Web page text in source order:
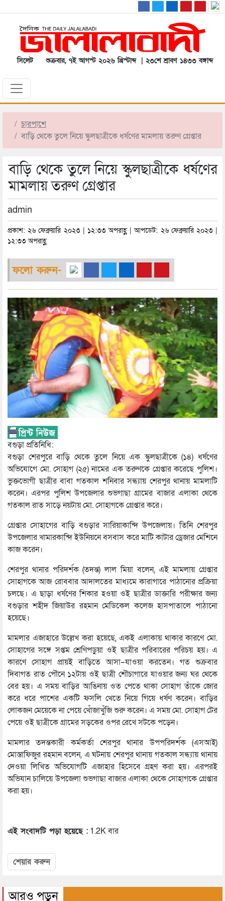
সিলেট শুক্রবার, ৭ই আগস্ট ২০২৬ খ্রিস্টাব্দ | ২৩শে শ্রাবণ ১৪৩৩ বঙ্গাব্দ
চারপাশে
বাড়ি থেকে তুলে নিয়ে স্কুলছাত্রীকে ধর্ষণের মামলায় তরুণ গ্রেপ্তার
বাড়ি থেকে তুলে নিয়ে স্কুলছাত্রীকে ধর্ষণের
মামলায় তরুণ গ্রেপ্তার
admin
প্রকাশ: ২৬ ফেব্রুয়ারি ২০২৩ | ১২:৩৩ অপরাহ্ণ | আপডেট: ২৬ ফেব্রুয়ারি ২০২৩ |
১২:৩৩ অপরাহ্ণ
ফলো করুন-
বগুড়া প্রতিনিধি:
বগুড়া শেরপুরে বাড়ি থেকে তুলে নিয়ে এক স্কুলছাত্রীকে (১৪) ধর্ষণের
অভিযোগে মো. সোহাগ (২৫) নামের এক তরুণকে গ্রেপ্তার করেছে পুলিশ।
ভুক্তভোগী ছাত্রীর বাবা গতকাল শনিবার সন্ধ্যায় শেরপুর থানায় মামলাটি
করেন। এরপর পুলিশ উপজেলার শুভগাছা গ্রামের বাজার এলাকা থেকে
গতকাল রাত সাড়ে নয়টায় মো. সোহাগকে গ্রেপ্তার করে।
গ্রেপ্তার সোহাগের বাড়ি বগুড়ার সারিয়াকান্দি উপজেলায়। তিনি শেরপুর
উপজেলার খামারকান্দি ইউনিয়নে বসবাস করে মাটি কাটার ড্রেজার মেশিনে
কাজ করেন।
শেরপুর থানার পরিদর্শক (তদন্ত) লাল মিয়া বলেন, এই মামলায় গ্রেপ্তার
সোহাগকে আজ রোববার আদালতের মাধ্যমে কারাগারে পাঠানোর প্রক্রিয়া
চলছে। এ ছাড়া ধর্ষণের শিকার হওয়া ওই ছাত্রীর ডাক্তারি পরীক্ষার জন্য
বগুড়ার শহীদ জিয়াউর রহমান মেডিকেল কলেজ হাসপাতালে পাঠানো
হয়েছে।
মামলার এজাহারে উল্লেখ করা হয়েছে, একই এলাকায় থাকার কারণে মো.
সোহাগের সঙ্গে সপ্তম শ্রেণিপড়ুয়া ওই ছাত্রীর পরিবারের পরিচয় হয়। এ
কারণে সোহাগ প্রায়ই বাড়িতে আসা–যাওয়া করতেন। গত শুক্রবার
দিবাগত রাত পৌনে ১২টায় ওই ছাত্রী শৌচাগারে যাওয়ার জন্য ঘর থেকে
বের হয়। এ সময় বাড়ির আঙিনায় ওত পেতে থাকা সোহাগ তাঁকে জোর
করে ধরে পাশের একটি ফসলি খেতে নিয়ে গিয়ে ধর্ষণ করেন। বাড়ির
লোকজন মেয়েকে না পেয়ে খোঁজাখুঁজি শুরু করেন। এ সময় মো. সোহাগ টের
পেয়ে ওই ছাত্রীকে গ্রামের সড়কের ওপর রেখে সটকে পড়েন।
মামলার তদন্তকারী কর্মকর্তা শেরপুর থানার উপপরিদর্শক (এসআই)
মোস্তাফিজুর রহমান বলেন, এ ঘটনায় শেরপুর থানায় গতকাল সন্ধ্যায় থানায়
দেওয়া লিখিত অভিযোগটি এজাহার হিসেবে গ্রহণ করা হয়। এরপরই
অভিযান চালিয়ে উপজেলা শুভগাছা বাজার এলাকা থেকে সোহাগকে গ্রেপ্তার
করা হয়।
এই সংবাদটি পড়া হয়েছে : 1.2K বার
শেয়ার করুন
আরও পড়ুন